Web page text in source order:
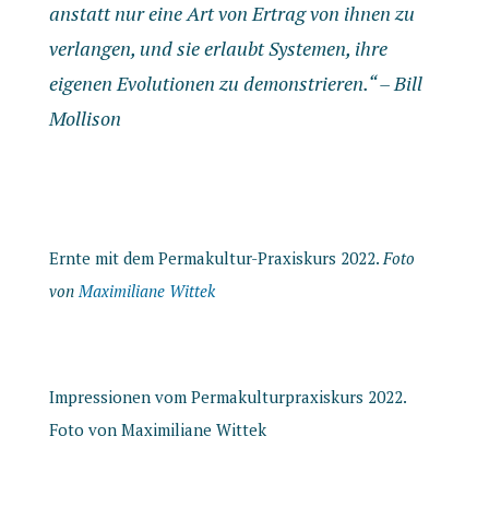
anstatt nur eine Art von Ertrag von ihnen zu
verlangen, und sie erlaubt Systemen, ihre
eigenen Evolutionen zu demonstrieren.“ – Bill
Mollison
Ernte mit dem Permakultur-Praxiskurs 2022.Foto
vonMaximiliane Wittek
Impressionen vom Permakulturpraxiskurs 2022.
Foto von Maximiliane Wittek